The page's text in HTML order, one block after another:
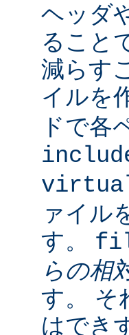
ヘッダ
ること
減らす
イルを
ドで各
ァイル
す。
らの相
す。 そ
はでき